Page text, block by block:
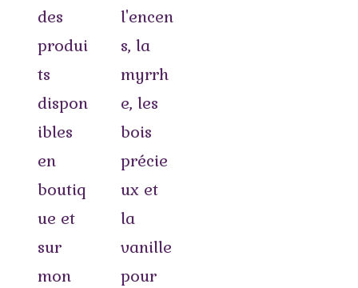
des
produi
ts
dispon
ibles
en
boutiq
ue et
sur
mon
l'encen
s, la
myrrh
e, les
bois
précie
ux et
la
vanille
pour